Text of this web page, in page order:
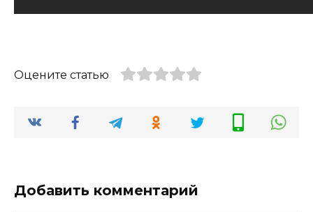
Оцените статью
Добавить комментарий